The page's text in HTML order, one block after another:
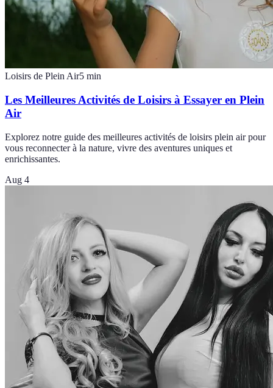
Loisirs de Plein Air5 min
Les Meilleures Activités de Loisirs à Essayer en Plein
Air
Explorez notre guide des meilleures activités de loisirs plein air pour
vous reconnecter à la nature, vivre des aventures uniques et
enrichissantes.
Aug 4